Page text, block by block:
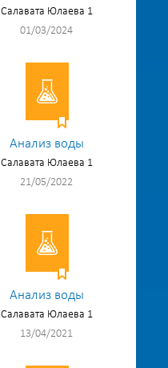
Салавата Юлаева 1
01/03/2024
Анализ воды
Салавата Юлаева 1
21/05/2022
Анализ воды
Салавата Юлаева 1
13/04/2021